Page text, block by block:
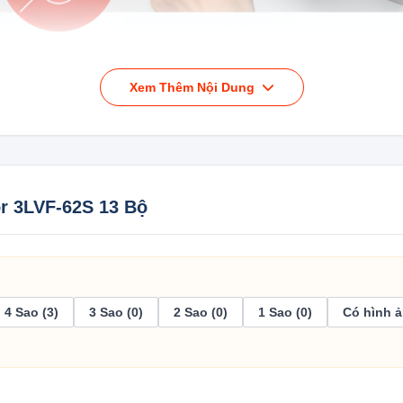
bạn sẽ hoàn toàn khô ráo sau mỗi chu trình rửa. Mặc dù quá
Xem Thêm Nội Dung
3LVF-62S 13 Bộ
4 Sao (3) 3 Sao (0) 2 Sao (0) 1 Sao (0) Có hình